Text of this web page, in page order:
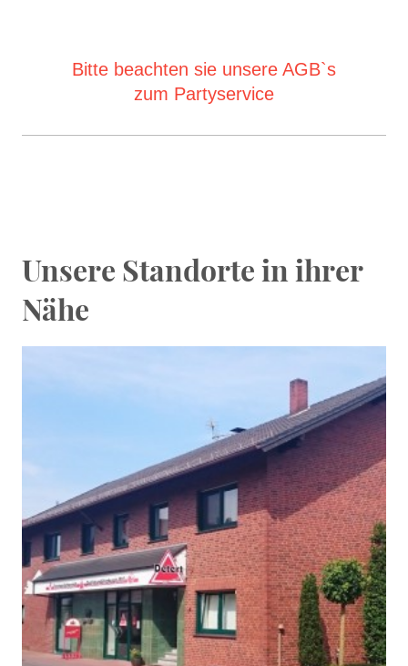
Bitte beachten sie unsere AGB`s
zum Partyservice
Unsere Standorte in ihrer
Nähe